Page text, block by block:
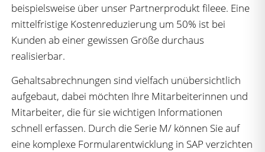
beispielsweise über unser Partnerprodukt fileee. Eine
mittelfristige Kostenreduzierung um 50% ist bei
Kunden ab einer gewissen Größe durchaus
realisierbar.
Gehaltsabrechnungen sind vielfach unübersichtlich
aufgebaut, dabei möchten Ihre Mitarbeiterinnen und
Mitarbeiter, die für sie wichtigen Informationen
schnell erfassen. Durch die Serie M/ können Sie auf
eine komplexe Formularentwicklung in SAP verzichten